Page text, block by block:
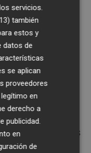
por el
el apoyo del
de
del
de10 euros
habituales
servicios.
también
estos y
datos de
se aplican
proveedores
en
derecho a
publicidad.
en
de